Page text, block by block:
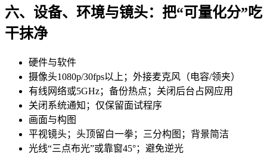
六、设备、环境与镜头：把“可量化分”吃
干抹净
硬件与软件
摄像头1080p/30fps以上；外接麦克风（电容/领夹）
有线网络或5GHz；备份热点；关闭后台占网应用
关闭系统通知；仅保留面试程序
画面与构图
平视镜头；头顶留白一拳；三分构图；背景简洁
光线“三点布光”或靠窗45°；避免逆光